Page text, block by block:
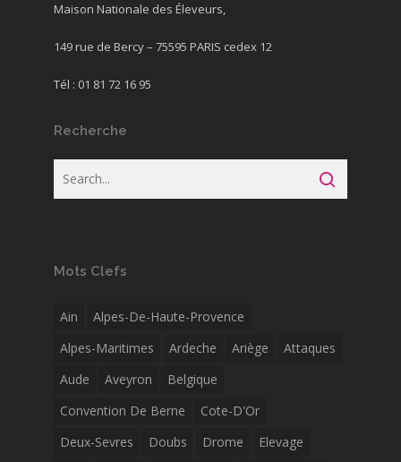
Maison Nationale des Éleveurs,
149 rue de Bercy – 75595 PARIS cedex 12
Tél : 01 81 72 16 95
Recherche
Mots Clefs
Ain
Alpes-De-Haute-Provence
Alpes-Maritimes
Ardeche Ariège
Attaques
Aude
Aveyron
Belgique
Convention De Berne
Cote-D'Or
Deux-Sevres
Doubs Drome
Elevage